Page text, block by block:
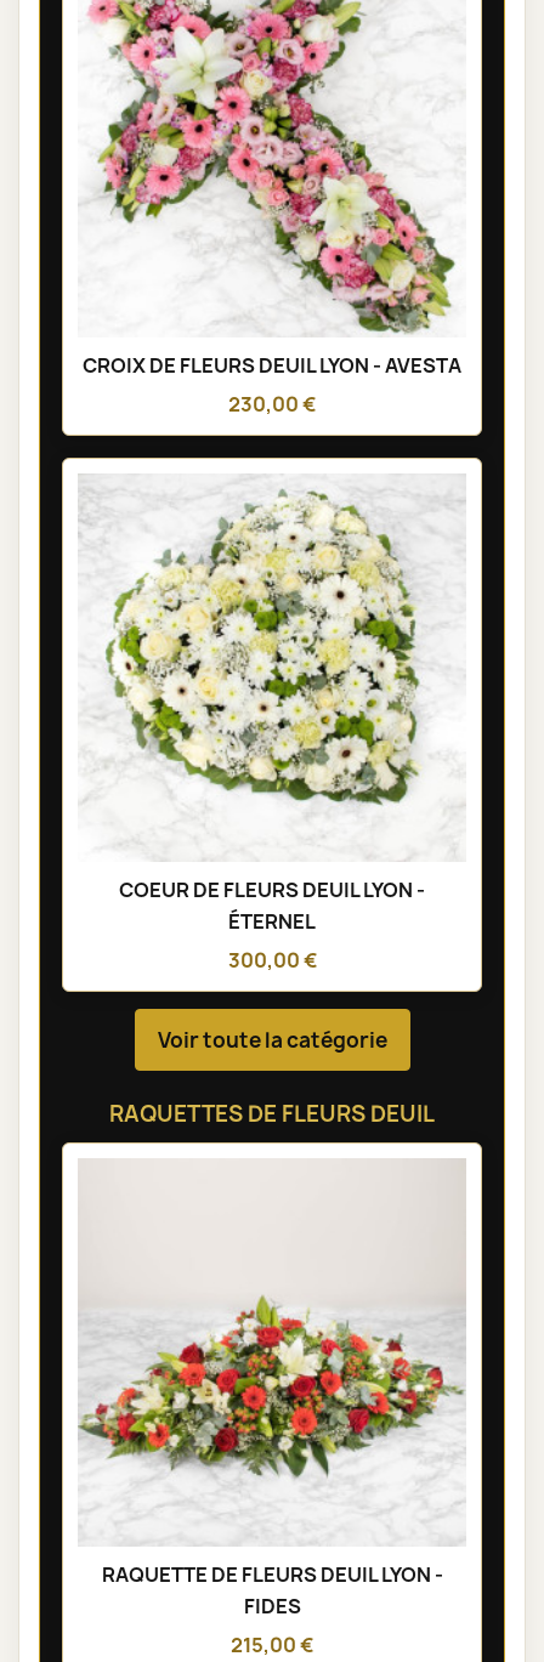
CROIX DE FLEURS DEUIL LYON - AVESTA
230,00 €
COEUR DE FLEURS DEUIL LYON -
ÉTERNEL
300,00 €
Voir toute la catégorie
RAQUETTES DE FLEURS DEUIL
RAQUETTE DE FLEURS DEUIL LYON -
FIDES
215,00 €